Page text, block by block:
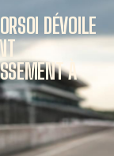
DÉVOILE
À